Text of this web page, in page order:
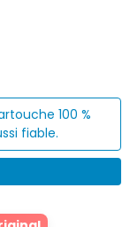
100 %
fiable.